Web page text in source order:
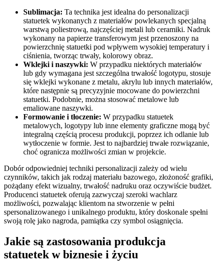
Sublimacja: Ta technika jest idealna do personalizacji
statuetek wykonanych z materiałów powlekanych specjalną
warstwą poliestrową, najczęściej metali lub ceramiki. Nadruk
wykonany na papierze transferowym jest przenoszony na
powierzchnię statuetki pod wpływem wysokiej temperatury i
ciśnienia, tworząc trwały, kolorowy obraz.
Wklejki i naszywki: W przypadku niektórych materiałów
lub gdy wymagana jest szczególna trwałość logotypu, stosuje
się wklejki wykonane z metalu, akrylu lub innych materiałów,
które następnie są precyzyjnie mocowane do powierzchni
statuetki. Podobnie, można stosować metalowe lub
emaliowane naszywki.
Formowanie i tłoczenie: W przypadku statuetek
metalowych, logotypy lub inne elementy graficzne mogą być
integralną częścią procesu produkcji, poprzez ich odlanie lub
wytłoczenie w formie. Jest to najbardziej trwałe rozwiązanie,
choć ogranicza możliwości zmian w projekcie.
Dobór odpowiedniej techniki personalizacji zależy od wielu
czynników, takich jak rodzaj materiału bazowego, złożoność grafiki,
pożądany efekt wizualny, trwałość nadruku oraz oczywiście budżet.
Producenci statuetek oferują zazwyczaj szeroki wachlarz
możliwości, pozwalając klientom na stworzenie w pełni
spersonalizowanego i unikalnego produktu, który doskonale spełni
swoją rolę jako nagroda, pamiątka czy symbol osiągnięcia.
Jakie są zastosowania produkcja
statuetek w biznesie i życiu